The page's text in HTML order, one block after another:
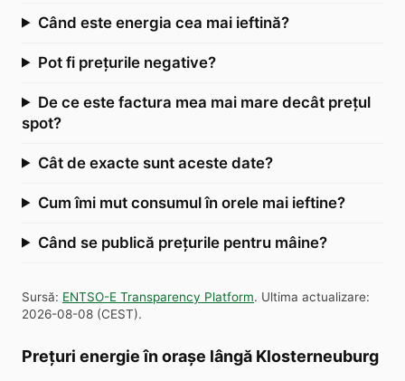
Când este energia cea mai ieftină?
Pot fi prețurile negative?
De ce este factura mea mai mare decât prețul
spot?
Cât de exacte sunt aceste date?
Cum îmi mut consumul în orele mai ieftine?
Când se publică prețurile pentru mâine?
Sursă: ENTSO-E Transparency Platform. Ultima actualizare:
2026-08-08 (CEST).
Prețuri energie în orașe lângă Klosterneuburg